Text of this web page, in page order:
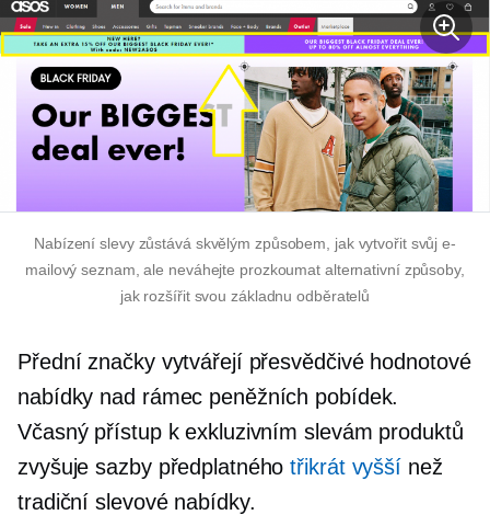
Nabízení slevy zůstává skvělým způsobem, jak vytvořit svůj e-
mailový seznam, ale neváhejte prozkoumat alternativní způsoby,
jak rozšířit svou základnu odběratelů
Přední značky vytvářejí přesvědčivé hodnotové
nabídky nad rámec peněžních pobídek.
Včasný přístup k exkluzivním slevám produktů
zvyšuje sazby předplatnéhotřikrát vyšší než
tradiční slevové nabídky.